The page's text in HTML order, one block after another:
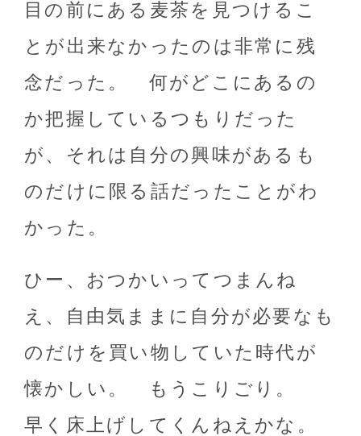
目の前にある麦茶を見つけるこ
とが出来なかったのは非常に残
念だった。 何がどこにあるの
か把握しているつもりだった
が、それは自分の興味があるも
のだけに限る話だったことがわ
かった。
ひー、おつかいってつまんね
え、自由気ままに自分が必要なも
のだけを買い物していた時代が
懐かしい。 もうこりごり。
早く床上げしてくんねえかな。